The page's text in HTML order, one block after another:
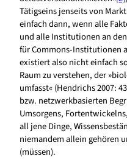
Tätigseins jenseits von
einfach dann, wenn alle
und alle Institutionen an
für Commons-Institutionen
existiert also nicht einfach
Raum zu verstehen, der
umfasst« (Hendrichs 2007:
bzw. netzwerkbasierten
Umsorgens,
all jene Dinge,
niemandem allein gehören
(müssen).